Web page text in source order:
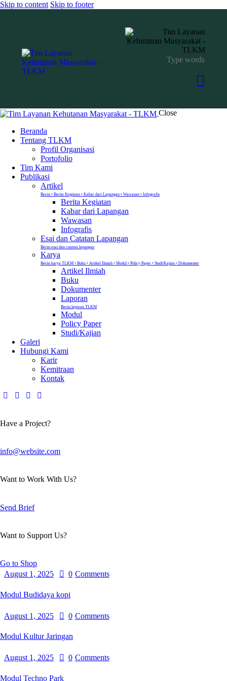
Skip to content Skip to footer
Close
Beranda
Tentang TLKM
Profil Organisasi
Portofolio
Tim Kami
Publikasi
Artikel
Berisi • Berita Kegiatan • Kabar dari Lapangan • Wawasan • Infografis
Berita Kegiatan
Kabar dari Lapangan
Wawasan
Infografis
Esai dan Catatan Lapangan
Berisi esai dan catatan lapangan
Karya
Berisi karya TLKM • Buku • Artikel Ilmiah • Modul • Policy Paper • Studi/Kajian • Dokumenter
Artikel Ilmiah
Buku
Dokumenter
Laporan
Berisi laporan TLKM
Modul
Policy Paper
Studi/Kajian
Galeri
Hubungi Kami
Karir
Kemitraan
Kontak
Have a Project?
info@website.com
Want to Work With Us?
Send Brief
Want to Support Us?
Go to Shop
August 1, 2025
0 Comments
Modul Budidaya kopi
August 1, 2025 0 Comments
Modul Kultur Jaringan
August 1, 2025 0 Comments
Modul Techno Park